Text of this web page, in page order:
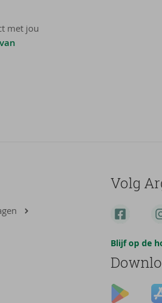
met jou
Volg
Blijf op de